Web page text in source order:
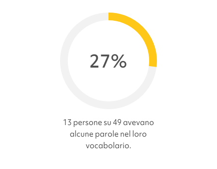
27%
13 persone su 49 avevano
alcune parole nel loro
vocabolario.